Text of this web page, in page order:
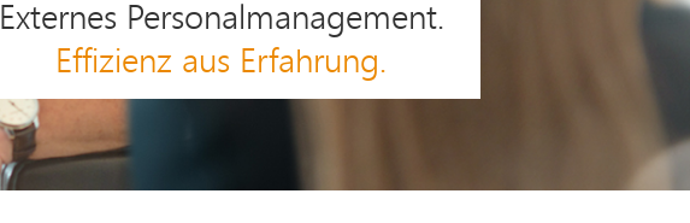
Externes Personalmanagement.
Effizienz aus Erfahrung.
VIDEO: DDIM Projekt 2019.
Interim Management Excellence.